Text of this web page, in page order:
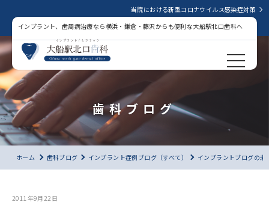
当院における新型コロナウイルス感染症対策
インプラント、歯周病治療なら横浜・鎌倉・藤沢からも便利な大船駅北口歯科へ
歯科ブログ
ホーム 歯科ブログ インプラント症例ブログ（すべて） インプラントブログの未
2011年9月22日